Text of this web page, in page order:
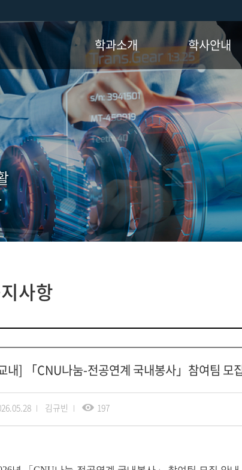
학과소개
학과소개
인사말
연혁
교수진
오시는길
학사안내
교육과정
졸업요건
장학제도
학사일정
사항
내] 「CNU나눔-전공연계 국내봉사」참여팀 모
김규빈 197